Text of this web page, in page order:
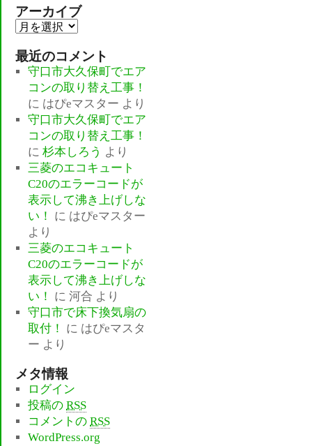
アーカイブ
ア
カ
イ
最近のコメント
守口市大久保町でエア
コンの取り替え工事！
に はぴeマスター より
守口市大久保町でエア
コンの取り替え工事！
に杉本しろう より
三菱のエコキュート
C20のエラーコードが
表示して沸き上げしな
い！
に はぴeマスター
より
三菱のエコキュート
C20のエラーコードが
表示して沸き上げしな
い！
に河合 より
守口市で床下換気扇の
取付！
に はぴeマスタ
ー より
メタ情報
ログイン
投稿のRSS
コメントのRSS
WordPress.org